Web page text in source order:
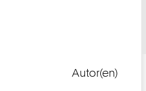
Autor(en)